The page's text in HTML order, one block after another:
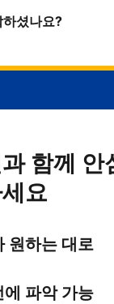
셨나요?
함께 안
요
원하는 대로
파악 가능